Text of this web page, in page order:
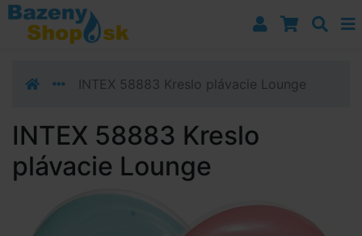
Prejsť k navigácii
Prejsť na obsah
Prejsť k bočnému stĺpci
INTEX 58883 Kreslo plávacie Lounge
INTEX 58883 Kreslo
plávacie Lounge